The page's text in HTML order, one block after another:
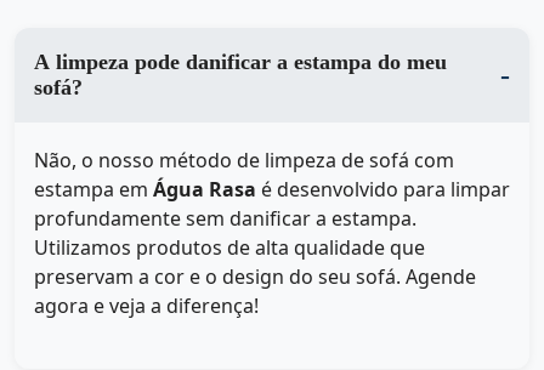
A limpeza pode danificar a estampa do meu
sofá?
Não, o nosso método de limpeza de sofá com
estampa em Água Rasa é desenvolvido para limpar
profundamente sem danificar a estampa.
Utilizamos produtos de alta qualidade que
preservam a cor e o design do seu sofá. Agende
agora e veja a diferença!